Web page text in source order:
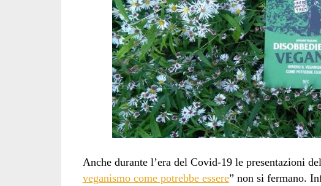
Anche durante l’era del Covid-19 le presentazioni
veganismo come potrebbe essere” non si fermano.